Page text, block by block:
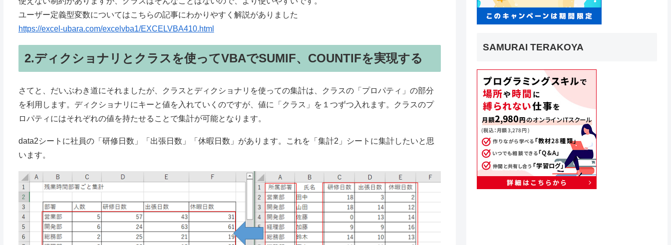
ユーザー定義型変数についてはこちらの記事にわかりやすく解説がありました
https://excel-ubara.com/excelvba1/EXCELVBA410.html
2.ディクショナリとクラスを使ってVBAでSUMIF、COUNTIFを実現する
さてと、だいぶわき道にそれましたが、クラスとディクショナリを使っての集計は、クラスの「プロパティ」の部分
を利用します。ディクショナリにキーと値を入れていくのですが、値に「クラス」を１つずつ入れます。クラスのプ
ロパティにはそれぞれの値を持たせることで集計が可能となります。
data2シートに社員の「研修日数」「出張日数」「休暇日数」があります。これを「集計2」シートに集計したいと思
います。
SAMURAI TERAKOYA